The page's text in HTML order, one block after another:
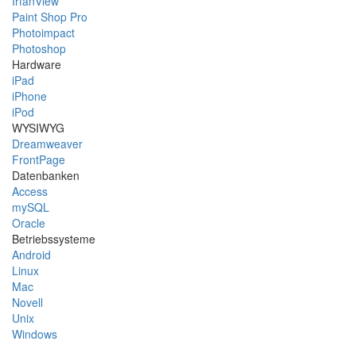
Paint Shop Pro
Photoimpact
Photoshop
Hardware
iPad
iPhone
iPod
WYSIWYG
Dreamweaver
FrontPage
Datenbanken
Access
mySQL
Oracle
Betriebssysteme
Android
Linux
Mac
Novell
Unix
Windows